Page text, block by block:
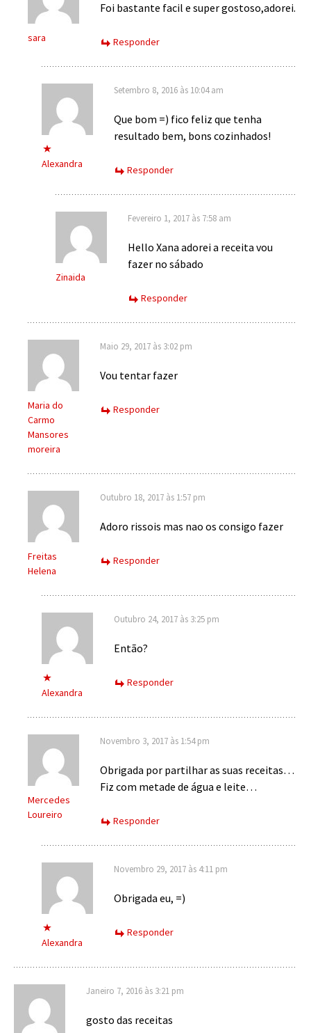
sara
Foi bastante facil e super gostoso,adorei.
Responder
Alexandra
Setembro 8, 2016 às 10:04 am
Que bom =) fico feliz que tenha
resultado bem, bons cozinhados!
Responder
Zinaida
Fevereiro 1, 2017 às 7:58 am
Hello Xana adorei a receita vou
fazer no sábado
Responder
Maria do
Carmo
Mansores
moreira
Maio 29, 2017 às 3:02 pm
Vou tentar fazer
Responder
Freitas
Helena
Outubro 18, 2017 às 1:57 pm
Adoro rissois mas nao os consigo fazer
Responder
Alexandra
Outubro 24, 2017 às 3:25 pm
Então?
Responder
Mercedes
Loureiro
Novembro 3, 2017 às 1:54 pm
Obrigada por partilhar as suas receitas…
Fiz com metade de água e leite…
Responder
Alexandra
Novembro 29, 2017 às 4:11 pm
Obrigada eu, =)
Responder
Janeiro 7, 2016 às 3:21 pm
gosto das receitas